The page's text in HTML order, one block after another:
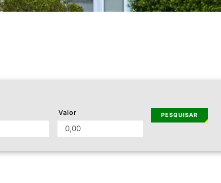
Valor PESQUISAR